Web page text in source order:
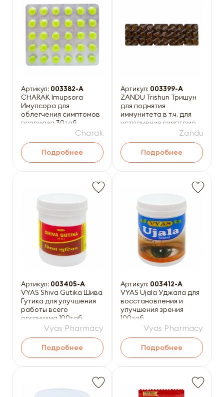
Артикул: 003382-A
CHARAK Imupsora
Имупсора для
облегчения симптомов
псориаза 30таб
Charak
Подробнее
Артикул: 003399-A
ZANDU Trishun Тришун
для поднятия
иммунитета в т.ч. для
устранения симптомов
Zandu
Подробнее
Артикул: 003405-A
VYAS Shiva Gutika Шива
Гутика для улучшения
работы всего
организма 100таб
Vyas Pharmacy
Подробнее
Артикул: 003412-A
VYAS Ujala Уджала для
восстановления и
улучшения зрения
100таб
Vyas Pharmacy
Подробнее